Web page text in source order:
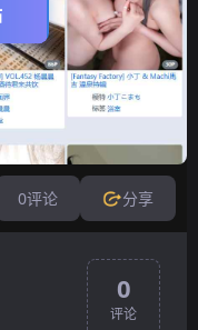
0评论 分享
0
评论